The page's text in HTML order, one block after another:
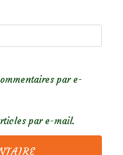
par e-
par e-mail.